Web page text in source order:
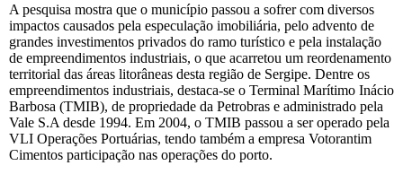
A pesquisa mostra que o município passou a sofrer com diversos
impactos causados pela especulação imobiliária, pelo advento de
grandes investimentos privados do ramo turístico e pela instalação
de empreendimentos industriais, o que acarretou um reordenamento
territorial das áreas litorâneas desta região de Sergipe. Dentre os
empreendimentos industriais, destaca-se o Terminal Marítimo Inácio
Barbosa (TMIB), de propriedade da Petrobras e administrado pela
Vale S.A desde 1994. Em 2004, o TMIB passou a ser operado pela
VLI Operações Portuárias, tendo também a empresa Votorantim
Cimentos participação nas operações do porto.